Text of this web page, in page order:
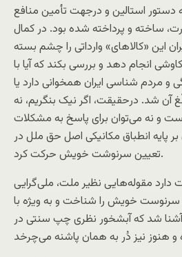
دستور استالین و درجهت تأمین منافع
ساخته و پرداخته شده بود. در کمال
این «کالاهای» وارداتی را چشم بسته
انجام دهد و بررسی بکند که آیا با
و مردم شناسی ایران همخوانی دارد یا
آن شد. درحقیقت، اگر نیک بنگریم، نه
و نه می‌توان برای پاسخ به مشکلات
پايه انطباق مکانیکی اصل حق ملل در
تعیین سرنوشت خویش حرکت کرد.
دارد مقوله‌هايی نظیر ملت، ملی‌گرايی
خویش را شناخت و به ‌ویژه با
شد که آبشخور نظری چپ سنتی در